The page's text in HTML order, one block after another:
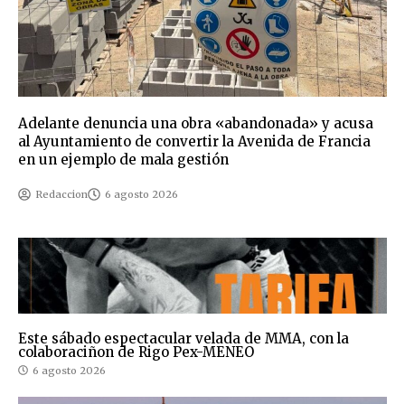
Adelante denuncia una obra «abandonada» y acusa
al Ayuntamiento de convertir la Avenida de Francia
en un ejemplo de mala gestión
Redaccion 6 agosto 2026
Este sábado espectacular velada de MMA, con la
colaboraciñon de Rigo Pex-MENEO
6 agosto 2026